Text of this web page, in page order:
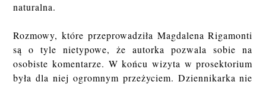
naturalna.
Rozmowy, które przeprowadziła Magdalena Rigamonti
są o tyle nietypowe, że autorka pozwala sobie na
osobiste komentarze. W końcu wizyta w prosektorium
była dla niej ogromnym przeżyciem. Dziennikarka nie